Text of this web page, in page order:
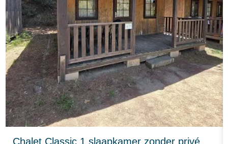
Chalet Classic 1 slaapkamer zonder privé